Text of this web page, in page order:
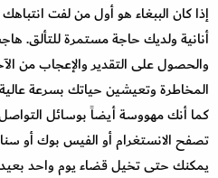
إذا كان الببغاء هو أول من لفت
أنانية ولديك حاجة مستمرة للتألق.
والحصول على التقدير والإعجاب من
المخاطرة وتعيشين حياتك بسرعة
كما أنك مهووسة أيضاً بوسائل
تصفح الانستغرام أو الفيس بوك أو
يمكنك حتى تخيل قضاء يوم واحد